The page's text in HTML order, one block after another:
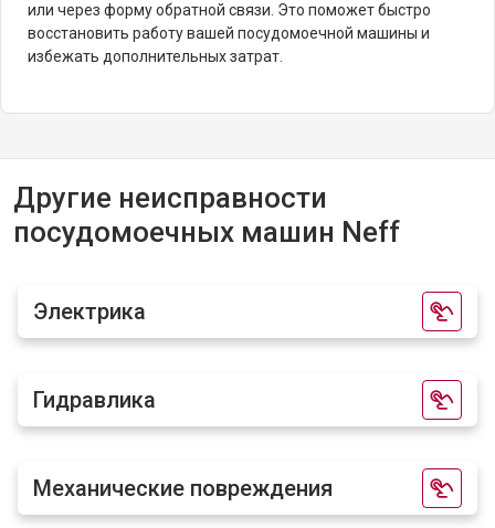
или через форму обратной связи. Это поможет быстро
восстановить работу вашей посудомоечной машины и
избежать дополнительных затрат.
Другие неисправности
посудомоечных машин Neff
Электрика
Гидравлика
Механические повреждения